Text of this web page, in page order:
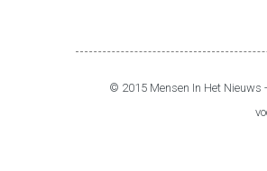
© 2015 Mensen In Het Nieuws